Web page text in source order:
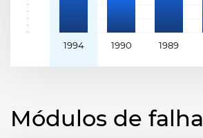
1994 1990 1989
Módulos de falha